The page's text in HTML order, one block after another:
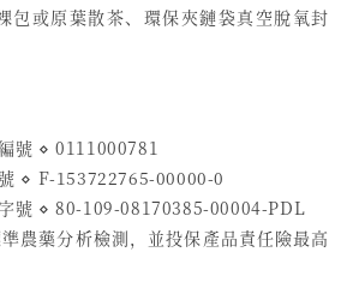
包或原葉散茶、環保夾鏈袋真空脫氧封
號 ⋄ 0111000781
⋄ F-153722765-00000-0
號 ⋄80-109-08170385-00004-PDL
農藥分析檢測，並投保產品責任險最高